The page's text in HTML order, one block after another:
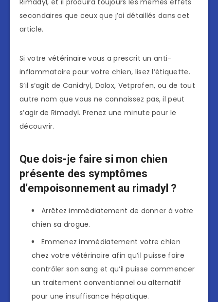
Rimadyl, et il produira toujours les mêmes effets
secondaires que ceux que j’ai détaillés dans cet
article.
Si votre vétérinaire vous a prescrit un anti-
inflammatoire pour votre chien, lisez l’étiquette.
S’il s’agit de Canidryl, Dolox, Vetprofen, ou de tout
autre nom que vous ne connaissez pas, il peut
s’agir de Rimadyl. Prenez une minute pour le
découvrir.
Que dois-je faire si mon chien
présente des symptômes
d’empoisonnement au rimadyl ?
Arrêtez immédiatement de donner à votre
chien sa drogue.
Emmenez immédiatement votre chien
chez votre vétérinaire afin qu’il puisse faire
contrôler son sang et qu’il puisse commencer
un traitement conventionnel ou alternatif
pour une insuffisance hépatique.